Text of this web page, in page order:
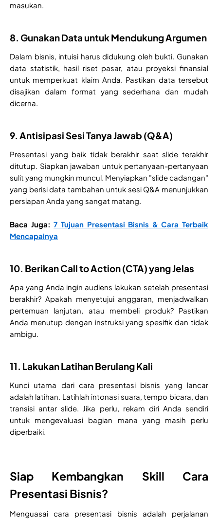
masukan.
8. Gunakan Data untuk Mendukung Argumen
Dalam bisnis, intuisi harus didukung oleh bukti. Gunakan
data statistik, hasil riset pasar, atau proyeksi finansial
untuk memperkuat klaim Anda. Pastikan data tersebut
disajikan dalam format yang sederhana dan mudah
dicerna.
9. Antisipasi Sesi Tanya Jawab (Q&A)
Presentasi yang baik tidak berakhir saat slide terakhir
ditutup. Siapkan jawaban untuk pertanyaan-pertanyaan
sulit yang mungkin muncul. Menyiapkan "slide cadangan"
yang berisi data tambahan untuk sesi Q&A menunjukkan
persiapan Anda yang sangat matang.
Baca Juga:7 Tujuan Presentasi Bisnis & Cara Terbaik
Mencapainya
10. Berikan Call to Action (CTA) yang Jelas
Apa yang Anda ingin audiens lakukan setelah presentasi
berakhir? Apakah menyetujui anggaran, menjadwalkan
pertemuan lanjutan, atau membeli produk? Pastikan
Anda menutup dengan instruksi yang spesifik dan tidak
ambigu.
11. Lakukan Latihan Berulang Kali
Kunci utama dari cara presentasi bisnis yang lancar
adalah latihan. Latihlah intonasi suara, tempo bicara, dan
transisi antar slide. Jika perlu, rekam diri Anda sendiri
untuk mengevaluasi bagian mana yang masih perlu
diperbaiki.
Siap Kembangkan Skill Cara
Presentasi Bisnis?
Menguasai cara presentasi bisnis adalah perjalanan